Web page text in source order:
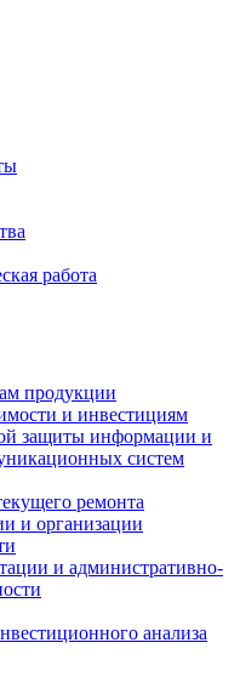
работа
продукции
и инвестициям
защиты информации и
систем
ремонта
и организации
и административно-
анализа